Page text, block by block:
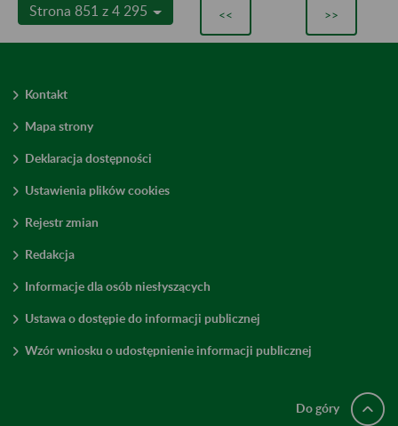
Strona 851 z 4 295 << >>
Kontakt
Mapa strony
Deklaracja dostępności
Ustawienia plików cookies
Rejestr zmian
Redakcja
Informacje dla osób niesłyszących
Ustawa o dostępie do informacji publicznej
Wzór wniosku o udostępnienie informacji publicznej
Do góry